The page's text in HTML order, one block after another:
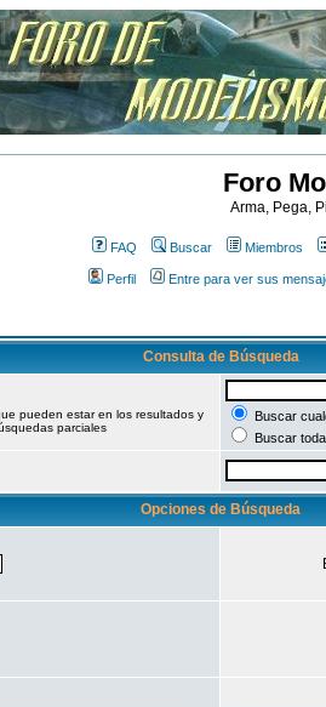
Foro
Arma, Pega,
FAQ Buscar Miembros
Perfil Entre para ver sus
Consulta de Búsqueda
pueden estar en los resultados y
parciales
Buscar
Buscar
Opciones de Búsqueda